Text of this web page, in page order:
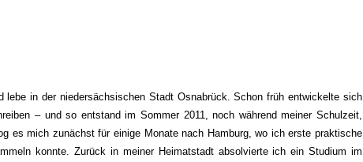
in der niedersächsischen Stadt Osnabrück. Schon früh entwickelte sich
– und so entstand im Sommer 2011, noch während meiner Schulzeit,
es mich zunächst für einige Monate nach Hamburg, wo ich erste praktische
konnte. Zurück in meiner Heimatstadt absolvierte ich ein Studium im